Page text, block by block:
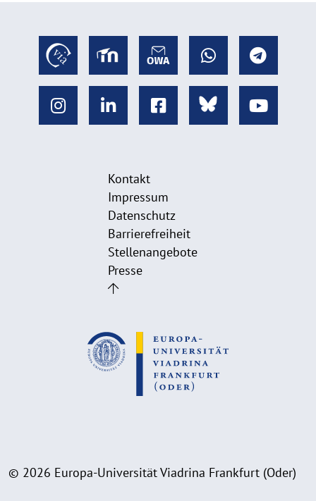
Kontakt
Impressum
Datenschutz
Barrierefreiheit
Stellenangebote
Presse
© 2026 Europa-Universität Viadrina Frankfurt (Oder)